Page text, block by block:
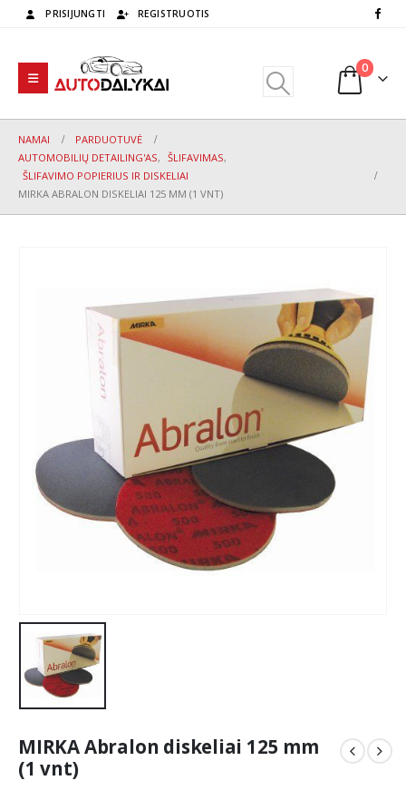
PRISIJUNGTI REGISTRUOTIS
0
NAMAI
PARDUOTUVĖ
AUTOMOBILIŲ DETAILING'AS, ŠLIFAVIMAS,
ŠLIFAVIMO POPIERIUS IR DISKELIAI
MIRKA ABRALON DISKELIAI 125 MM (1 VNT)
MIRKA Abralon diskeliai 125 mm
(1 vnt)